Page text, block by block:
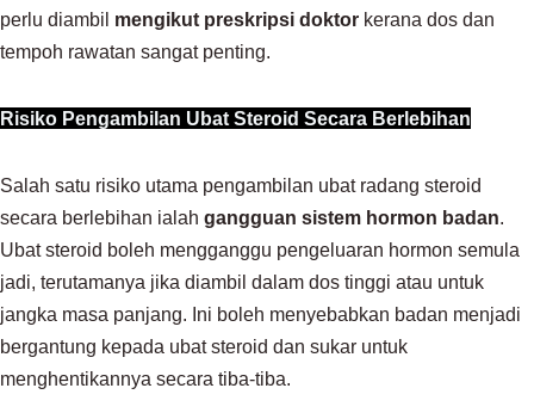
perlu diambil mengikut preskripsi doktor kerana dos dan
tempoh rawatan sangat penting.
Risiko Pengambilan Ubat Steroid Secara Berlebihan
Salah satu risiko utama pengambilan ubat radang steroid
secara berlebihan ialah gangguan sistem hormon badan.
Ubat steroid boleh mengganggu pengeluaran hormon semula
jadi, terutamanya jika diambil dalam dos tinggi atau untuk
jangka masa panjang. Ini boleh menyebabkan badan menjadi
bergantung kepada ubat steroid dan sukar untuk
menghentikannya secara tiba-tiba.